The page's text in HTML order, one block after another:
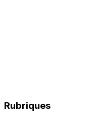
Rubriques